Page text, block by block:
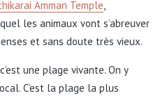
Amman Temple,
les animaux vont s’abreuver
et sans doute très vieux.
une plage vivante. On y
C’est la plage la plus